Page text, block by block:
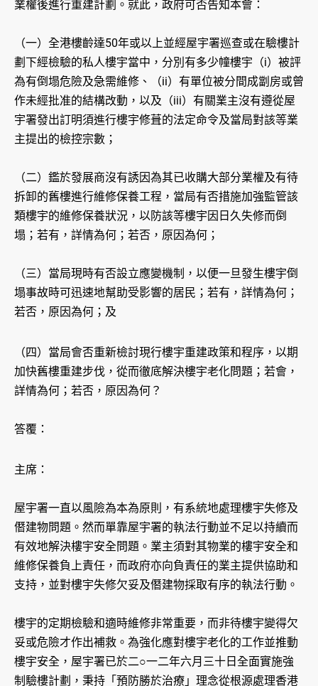
業權後進行重建計劃。就此，政府可否告知本會：
（一）全港樓齡達50年或以上並經屋宇署巡查或在驗樓計
劃下經檢驗的私人樓宇當中，分別有多少幢樓宇（i）被評
為有倒塌危險及急需維修、（ii）有單位被分間成劏房或曾
作未經批准的結構改動，以及（iii）有關業主沒有遵從屋
宇署發出訂明須進行樓宇修葺的法定命令及當局對該等業
主提出的檢控宗數；
（二）鑑於發展商沒有誘因為其已收購大部分業權及有待
拆卸的舊樓進行維修保養工程，當局有否措施加強監管該
類樓宇的維修保養狀況，以防該等樓宇因日久失修而倒
塌；若有，詳情為何；若否，原因為何；
（三）當局現時有否設立應變機制，以便一旦發生樓宇倒
塌事故時可迅速地幫助受影響的居民；若有，詳情為何；
若否，原因為何；及
（四）當局會否重新檢討現行樓宇重建政策和程序，以期
加快舊樓重建步伐，從而徹底解決樓宇老化問題；若會，
詳情為何；若否，原因為何？
答覆：
主席：
屋宇署一直以風險為本為原則，有系統地處理樓宇失修及
僭建物問題。然而單靠屋宇署的執法行動並不足以持續而
有效地解決樓宇安全問題。業主須對其物業的樓宇安全和
維修保養負上責任，而政府亦向負責任的業主提供協助和
支持，並對樓宇失修欠妥及僭建物採取有序的執法行動。
樓宇的定期檢驗和適時維修非常重要，而非待樓宇變得欠
妥或危險才作出補救。為強化應對樓宇老化的工作並推動
樓宇安全，屋宇署已於二○一二年六月三十日全面實施強
制驗樓計劃，秉持「預防勝於治療」理念從根源處理香港